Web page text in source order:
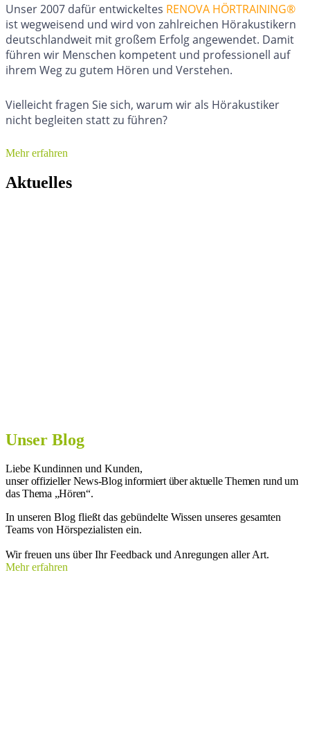
Unser 2007 dafür entwickeltes RENOVA HÖRTRAINING®
ist wegweisend und wird von zahlreichen Hörakustikern
deutschlandweit mit großem Erfolg angewendet. Damit
führen wir Menschen kompetent und professionell auf
ihrem Weg zu gutem Hören und Verstehen.
Vielleicht fragen Sie sich, warum wir als Hörakustiker
nicht begleiten statt zu führen?
Mehr erfahren
Aktuelles
Unser Blog
Liebe Kundinnen und Kunden,
unser offizieller News-Blog informiert über aktuelle Themen rund um
das Thema „Hören“.
In unseren Blog fließt das gebündelte Wissen unseres gesamten
Teams von Hörspezialisten ein.
Wir freuen uns über Ihr Feedback und Anregungen aller Art.
Mehr erfahren